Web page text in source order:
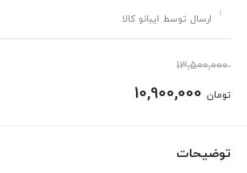
ارسال توسط ایبانو کالا
13,500,000
قیمت
اصلی:
تومان
تومان 10,900,000.
توضیحات